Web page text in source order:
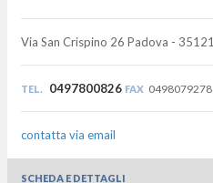
Via San Crispino 26 Padova - 35121
TEL. 0497800826 FAX 0498079278
contatta via email
SCHEDA E DETTAGLI